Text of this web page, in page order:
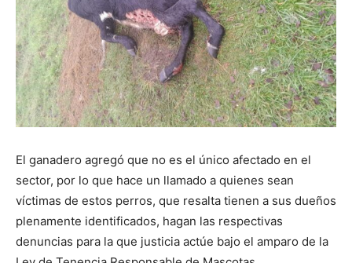
El ganadero agregó que no es el único afectado en el
sector, por lo que hace un llamado a quienes sean
víctimas de estos perros, que resalta tienen a sus dueños
plenamente identificados, hagan las respectivas
denuncias para la que justicia actúe bajo el amparo de la